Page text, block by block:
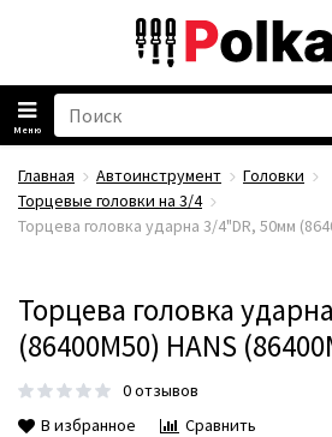
Меню
Главная Автоинструмент
Головки
Торцевые головки на 3/4
Торцева головка ударна 3/4"DR, 50мм
Торцева головка
(86400M50) HANS
0 отзывов
В избранное
Сравнить